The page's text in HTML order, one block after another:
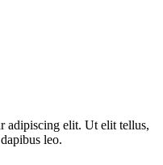
adipiscing elit. Ut elit tellus,
leo.